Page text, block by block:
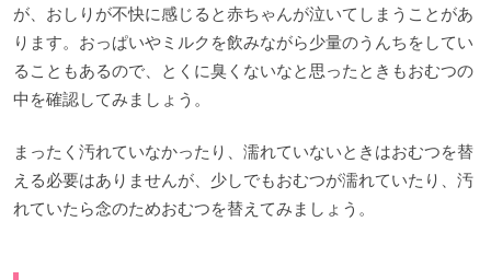
が、おしりが不快に感じると赤ちゃんが泣いてしまうことがあ
ります。おっぱいやミルクを飲みながら少量のうんちをしてい
ることもあるので、とくに臭くないなと思ったときもおむつの
中を確認してみましょう。
まったく汚れていなかったり、濡れていないときはおむつを替
える必要はありませんが、少しでもおむつが濡れていたり、汚
れていたら念のためおむつを替えてみましょう。